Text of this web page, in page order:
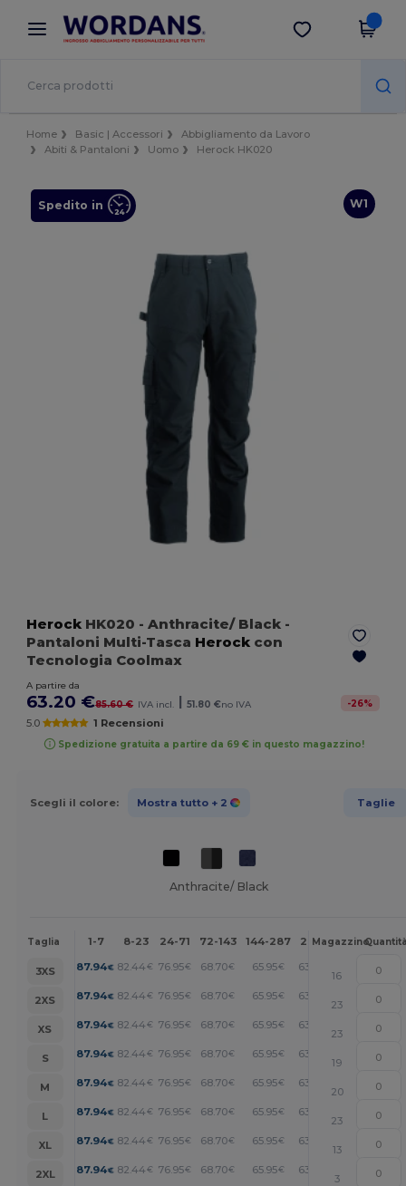
× App Wordans
Prezzi migliori sull'app!
Scarica app
Home Basic | Accessori
Abbigliamento da Lavoro
Abiti & Pantaloni
Uomo Herock HK020
W1
Spedito in
Herock HK020 - Anthracite/ Black -
Pantaloni Multi-Tasca Herock con
Tecnologia Coolmax
A partire da
63.20 €85.60 € IVA incl. | 51.80 €no IVA -26%
5.0 1 Recensioni
Spedizione gratuita a partire da 69 € in questo magazzino!
Scegli il colore: Mostra tutto + 2 Taglie
Anthracite/ Black
Taglia 1-7 8-23 24-71 72-143 144-287 288 + Altri
Magazzino
3XS 87.94€ 82.44 € 76.95€ 68.70€ 65.95€ 63.20
16
2XS
87.94€ 82.44 € 76.95€ 68.70€ 65.95€ 63.20
23
XS
87.94€ 82.44 € 76.95€ 68.70€ 65.95€ 63.20
23
S
87.94€ 82.44 € 76.95€ 68.70€ 65.95€ 63.20
19
M
87.94€ 82.44 € 76.95€ 68.70€ 65.95€ 63.20
20
L
87.94€ 82.44 € 76.95€ 68.70€ 65.95€ 63.20
23
XL
87.94€ 82.44 € 76.95€ 68.70€ 65.95€ 63.20
13
2XL
87.94€ 82.44 € 76.95€ 68.70€ 65.95€ 63.20
3